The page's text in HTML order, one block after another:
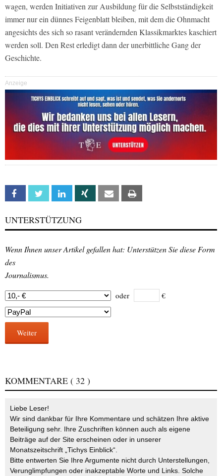
wagen, werden Initiativen zur Ausbildung für die Selbstständigkeit
immer nur ein dünnes Feigenblatt bleiben, mit dem die Ohnmacht
angesichts des sich so rasant verändernden Klassikmarktes kaschiert
werden soll. Den Rest erledigt dann der unerbittliche Gang der
Geschichte.
Anzeige
Facebook Twitter Linkedin Xing Email
UNTERSTÜTZUNG
Wenn Ihnen unser Artikel gefallen hat: Unterstützen Sie diese Form
des
Journalismus.
oder €
Weiter
KOMMENTARE ( 32 )
Liebe Leser!
Wir sind dankbar für Ihre Kommentare und schätzen Ihre aktive
Beteiligung sehr. Ihre Zuschriften können auch als eigene
Beiträge auf der Site erscheinen oder in unserer
Monatszeitschrift „Tichys Einblick“.
Bitte entwerten Sie Ihre Argumente nicht durch Unterstellungen,
Verunglimpfungen oder inakzeptable Worte und Links. Solche